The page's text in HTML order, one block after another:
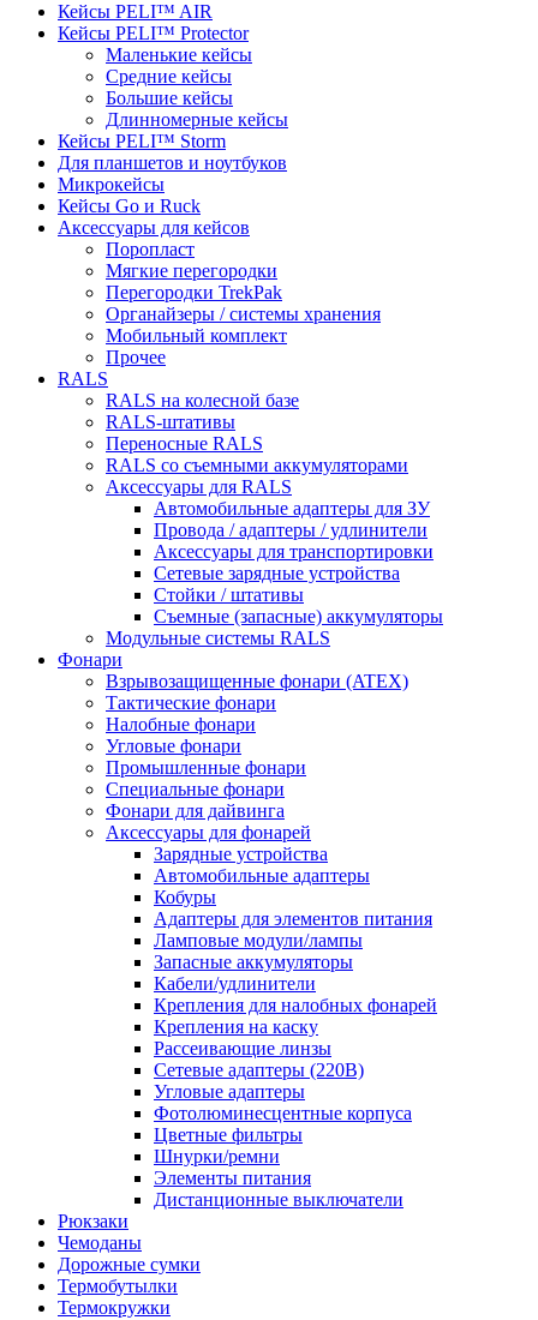
Кейсы PELI™ AIR
Кейсы PELI™ Protector
Маленькие кейсы
Средние кейсы
Большие кейсы
Длинномерные кейсы
Кейсы PELI™ Storm
Для планшетов и ноутбуков
Микрокейсы
Кейсы Go и Ruck
Аксессуары для кейсов
Поропласт
Мягкие перегородки
Перегородки TrekPak
Органайзеры / системы хранения
Мобильный комплект
Прочее
RALS
RALS на колесной базе
RALS-штативы
Переносные RALS
RALS со съемными аккумуляторами
Аксессуары для RALS
Автомобильные адаптеры для ЗУ
Провода / адаптеры / удлинители
Аксессуары для транспортировки
Сетевые зарядные устройства
Стойки / штативы
Съемные (запасные) аккумуляторы
Модульные системы RALS
Фонари
Взрывозащищенные фонари (ATEX)
Тактические фонари
Налобные фонари
Угловые фонари
Промышленные фонари
Специальные фонари
Фонари для дайвинга
Аксессуары для фонарей
Зарядные устройства
Автомобильные адаптеры
Кобуры
Адаптеры для элементов питания
Ламповые модули/лампы
Запасные аккумуляторы
Кабели/удлинители
Крепления для налобных фонарей
Крепления на каску
Рассеивающие линзы
Сетевые адаптеры (220В)
Угловые адаптеры
Фотолюминесцентные корпуса
Цветные фильтры
Шнурки/ремни
Элементы питания
Дистанционные выключатели
Рюкзаки
Чемоданы
Дорожные сумки
Термобутылки
Термокружки